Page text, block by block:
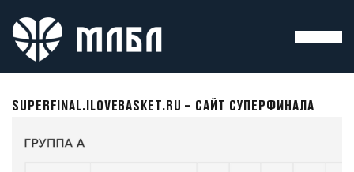
SUPERFINAL.ILOVEBASKET.RU – САЙТ СУПЕРФИНАЛА